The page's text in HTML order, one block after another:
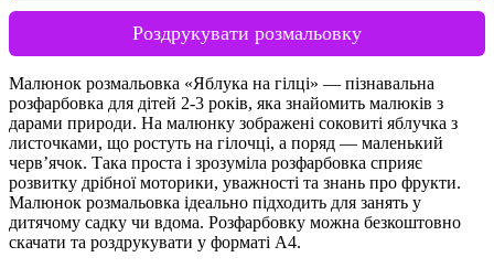
Роздрукувати розмальовку
Малюнок розмальовка «Яблука на гілці» — пізнавальна
розфарбовка для дітей 2-3 років, яка знайомить малюків з
дарами природи. На малюнку зображені соковиті яблучка з
листочками, що ростуть на гілочці, а поряд — маленький
черв’ячок. Така проста і зрозуміла розфарбовка сприяє
розвитку дрібної моторики, уважності та знань про фрукти.
Малюнок розмальовка ідеально підходить для занять у
дитячому садку чи вдома. Розфарбовку можна безкоштовно
скачати та роздрукувати у форматі А4.